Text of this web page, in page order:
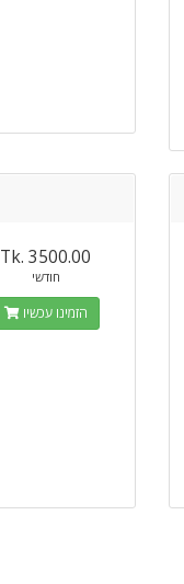
Tk. 3500.00
חודשי
הזמינו עכשיו